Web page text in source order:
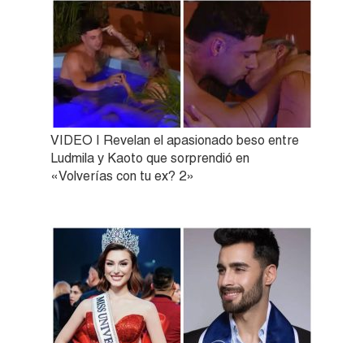
VIDEO | Revelan el apasionado beso entre
Ludmila y Kaoto que sorprendió en
«Volverías con tu ex? 2»